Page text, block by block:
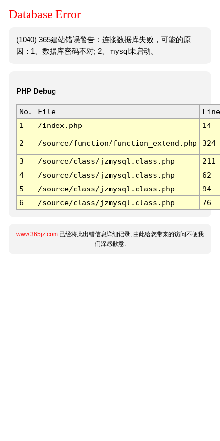
Database Error
(1040) 365建站错误警告：连接数据库失败，可能的原
因：1、数据库密码不对; 2、mysql未启动。
PHP Debug
No. File
Line
1
/index.php 14
2 /source/function/function_extend.php 324
3 /source/class/jzmysql.class.php
211
4
/source/class/jzmysql.class.php
62
5
/source/class/jzmysql.class.php
94
6
/source/class/jzmysql.class.php 76
www.365jz.com 已经将此出错信息详细记录, 由此给您带来的访问不便我
们深感歉意.